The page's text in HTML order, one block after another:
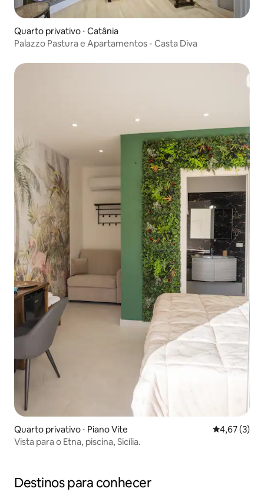
Quarto privativo ⋅ Catânia
Palazzo Pastura e Apartamentos - Casta Diva
Quarto privativo ⋅ Piano Vite 4,67 de
4,67 (3)
Vista para o Etna, piscina, Sicília.
Destinos para conhecer